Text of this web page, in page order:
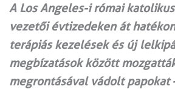
A Los Angeles-i római
vezetői évtizedeken át
terápiás kezelések és új
megbízatások között
megrontásával vádolt papokat